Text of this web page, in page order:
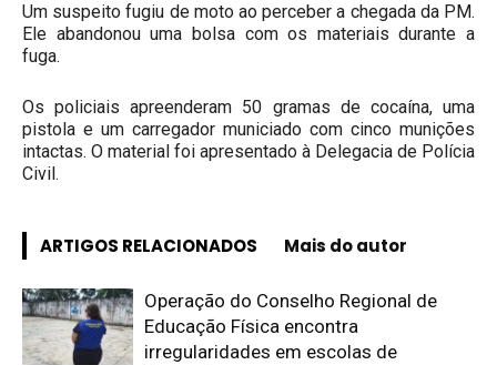
Um suspeito fugiu de moto ao perceber a chegada da PM.
Ele abandonou uma bolsa com os materiais durante a
fuga.
Os policiais apreenderam 50 gramas de cocaína, uma
pistola e um carregador municiado com cinco munições
intactas. O material foi apresentado à Delegacia de Polícia
Civil.
ARTIGOS RELACIONADOS Mais do autor
Operação do Conselho Regional de
Educação Física encontra
irregularidades em escolas de